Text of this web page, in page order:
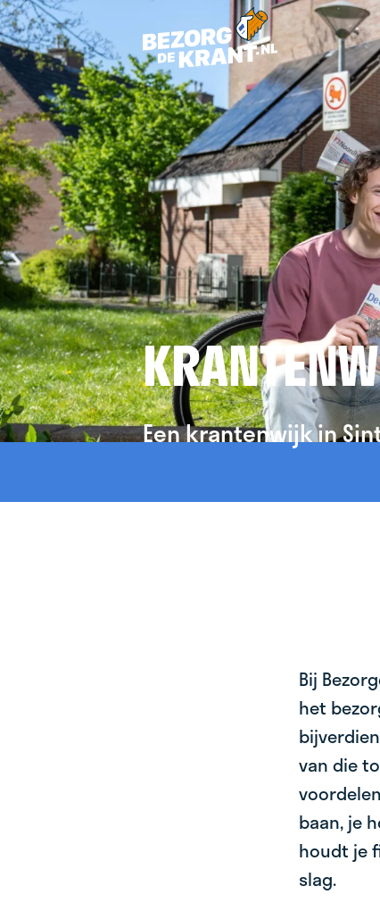
Een krantenwijk in
Bij
het
van die
baan, je
houdt je
slag.